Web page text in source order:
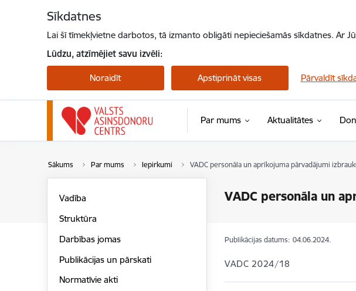
Sīkdatnes
Lai šī tīmekļvietne darbotos, tā izmanto obligāti nepieciešamās sīkdatnes. Ar
Lūdzu, atzīmējiet savu izvēli:
Noraidīt Apstiprināt visas Pārvaldīt
Par mums Aktualitātes
Sākums Par mums Iepirkumi VADC personāla un aprīkojuma pārvadājumi
VADC personāla un
Vadība
Struktūra
Darbības jomas
Publikācijas un pārskati
Normatīvie akti
Publikācijas datums: 04.06.2024.
VADC 2024/18